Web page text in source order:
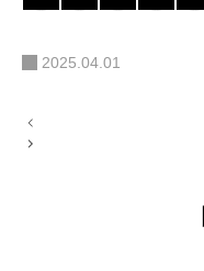
2025.04.01
投
稿